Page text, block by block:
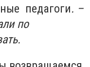
педагоги. –
по